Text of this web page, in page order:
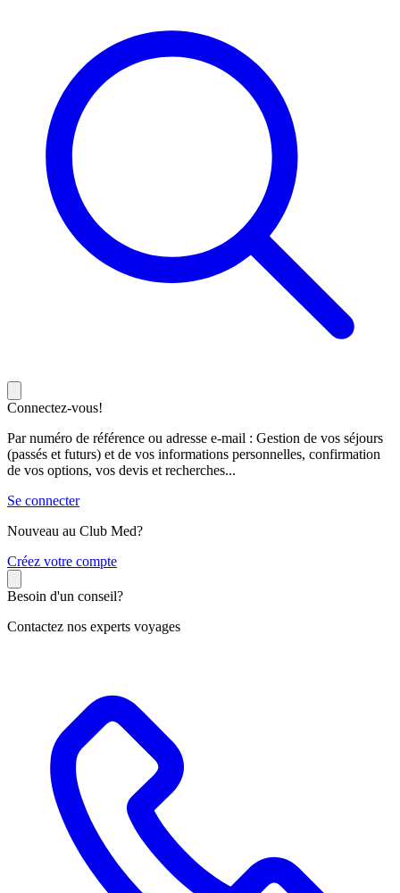
Connectez-vous!
Par numéro de référence ou adresse e-mail : Gestion de vos séjours
(passés et futurs) et de vos informations personnelles, confirmation
de vos options, vos devis et recherches...
Se connecter
Nouveau au Club Med?
Créez votre compte
Besoin d'un conseil?
Contactez nos experts voyages